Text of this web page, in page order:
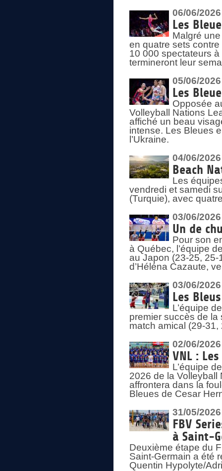
06/06/2026
Les
Malgré
en quatre sets
10 000 spectateurs
termineront leur
05/06/2026
Les
Opposée
Volleyball Nations
affiché un beau
intense. Les Bleues
l’Ukraine.
04/06/2026
Beach
Les
vendredi et samedi
(Turquie), avec
03/06/2026
Un de
Pour son
à Québec, l’équipe
au Japon (23-25,
d’Héléna Cazaute,
03/06/2026
Les
L’équipe
premier succès de la
match amical (29-
02/06/2026
VNL :
L’équipe
2026 de la
affrontera dans la
Bleues de Cesar
31/05/2026
FBV
à Saint-
Deuxième étape du
Saint-Germain a été
Quentin Hypolyte/